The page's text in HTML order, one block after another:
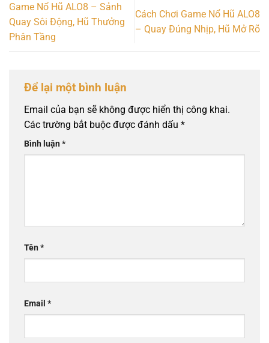
Game Nổ Hũ ALO8 – Sảnh
Quay Sôi Động, Hũ Thưởng
Phân Tầng
Cách Chơi Game Nổ Hũ ALO8
– Quay Đúng Nhịp, Hũ Mở Rõ
Để lại một bình luận
Email của bạn sẽ không được hiển thị công khai.
Các trường bắt buộc được đánh dấu *
Bình luận*
Tên*
Email *